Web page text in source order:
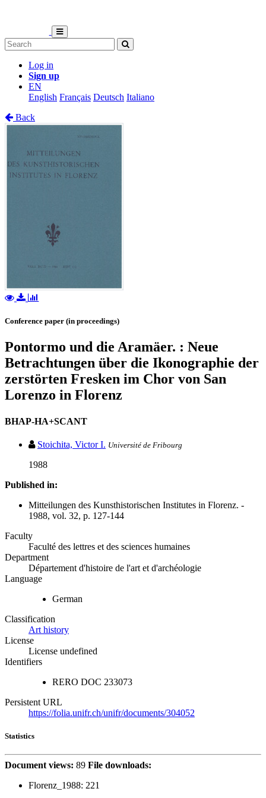
Log in
Sign up
EN
English Français Deutsch Italiano
Back
Conference paper (in proceedings)
Pontormo und die Aramäer. : Neue
Betrachtungen über die Ikonographie der
zerstörten Fresken im Chor von San
Lorenzo in Florenz
BHAP-HA+SCANT
Stoichita, Victor I. Université de Fribourg
1988
Published in:
Mitteilungen des Kunsthistorischen Institutes in Florenz. -
1988, vol. 32, p. 127-144
Faculty
Faculté des lettres et des sciences humaines
Department
Département d'histoire de l'art et d'archéologie
Language
German
Classification
Art history
License
License undefined
Identifiers
RERO DOC 233073
Persistent URL
https://folia.unifr.ch/unifr/documents/304052
Statistics
Document views: 89 File downloads:
Florenz_1988: 221